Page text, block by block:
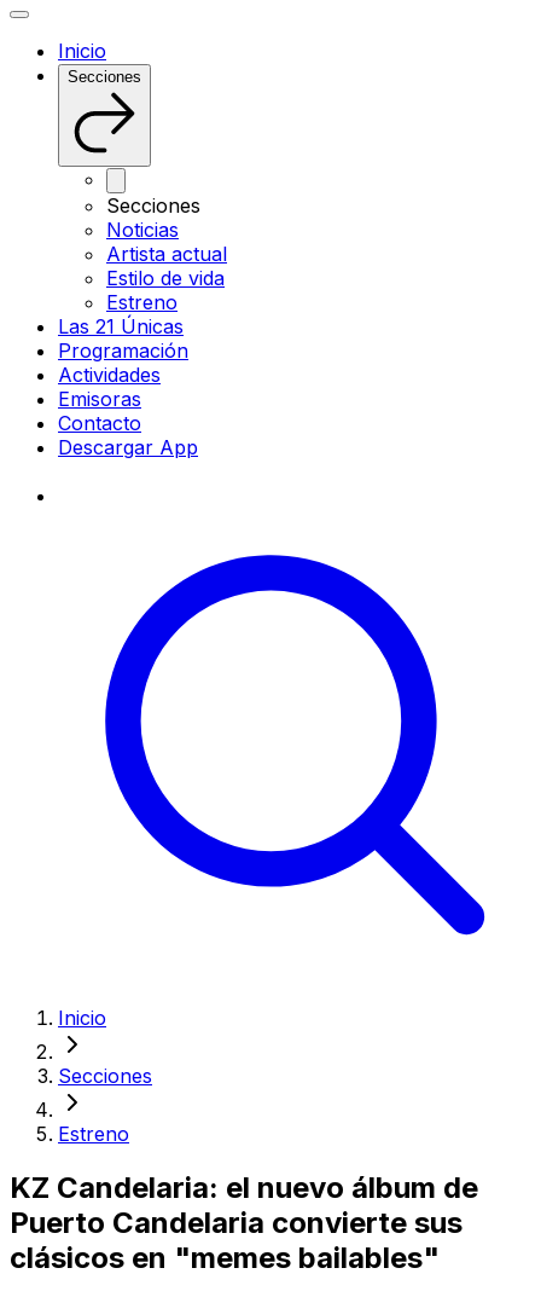
Inicio
Secciones
Secciones
Noticias
Artista actual
Estilo de vida
Estreno
Las 21 Únicas
Programación
Actividades
Emisoras
Contacto
Descargar App
Inicio
Secciones
Estreno
KZ Candelaria: el nuevo álbum de
Puerto Candelaria convierte sus
clásicos en "memes bailables"